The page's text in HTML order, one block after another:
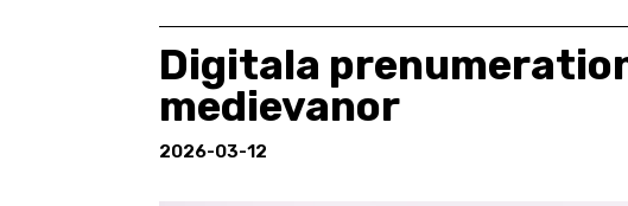
Digitala
medievanor
2026-03-12